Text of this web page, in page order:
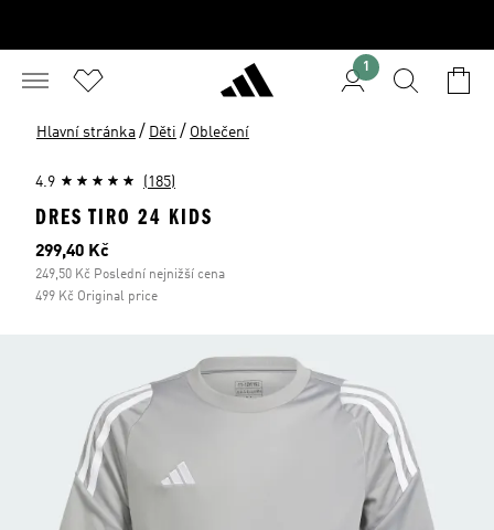
1
Hlavní stránka / Děti / Oblečení
4.9 (185)
DRES TIRO 24 KIDS
Aktuální cena
299,40 Kč
249,50 Kč Poslední nejnižší cena
499 Kč Original price